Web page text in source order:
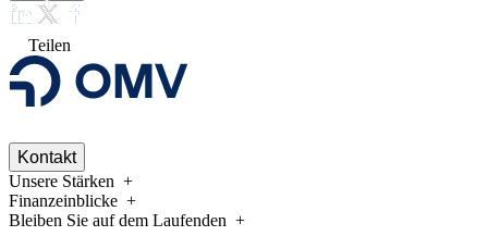
Teilen
Kontakt
Unsere Stärken
Finanzeinblicke
Bleiben Sie auf dem Laufenden